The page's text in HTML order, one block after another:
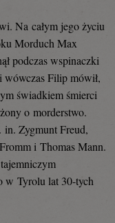
Na całym jego życiu
Morduch Max
podczas wspinaczki
Filip mówił,
świadkiem śmierci
o morderstwo.
in. Zygmunt Freud,
i Thomas Mann.
w Tyrolu lat 30-tych